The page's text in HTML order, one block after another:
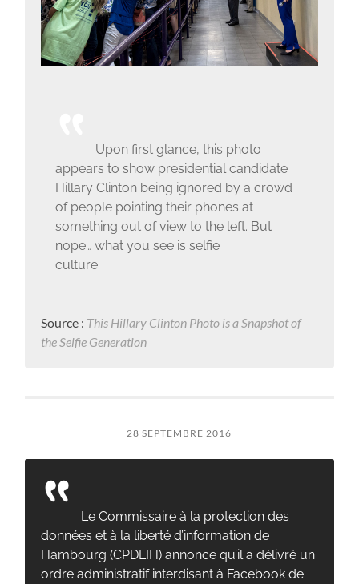
Upon first glance, this photo
appears to show presidential candidate
Hillary Clinton being ignored by a crowd
of people pointing their phones at
something out of view to the left. But
nope… what you see is selfie
culture.
Source : This Hillary Clinton Photo is a Snapshot of
the Selfie Generation
28 SEPTEMBRE 2016
Le Commissaire à la protection des
données et à la liberté d’information de
Hambourg (CPDLIH) annonce qu’il a délivré un
ordre administratif interdisant à Facebook de